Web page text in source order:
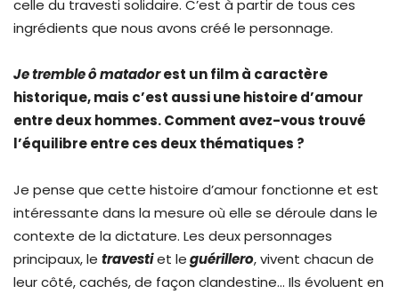
celle du travesti solidaire. C’est à partir de tous ces
ingrédients que nous avons créé le personnage.
Je tremble ô matadorest un film à caractère
historique, mais c’est aussi une histoire d’amour
entre deux hommes. Comment avez-vous trouvé
l’équilibre entre ces deux thématiques ?
Je pense que cette histoire d’amour fonctionne et est
intéressante dans la mesure où elle se déroule dans le
contexte de la dictature. Les deux personnages
principaux, le travestiet leguérillero, vivent chacun de
leur côté, cachés, de façon clandestine… Ils évoluent en